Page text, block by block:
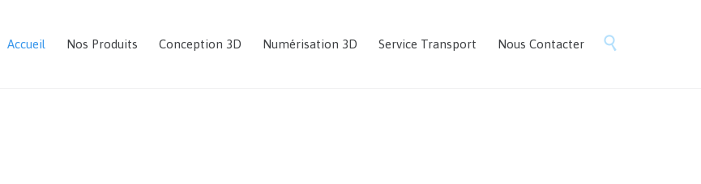
Skip
Accueil Nos Produits Conception 3D Numérisation 3D Service Transport Nous Contacter 